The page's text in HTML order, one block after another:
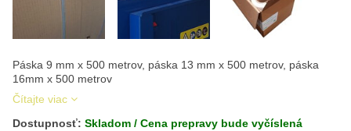
Páska 9 mm x 500 metrov, páska 13 mm x 500 metrov, páska
16mm x 500 metrov
Čítajte viac
Dostupnosť: Skladom / Cena prepravy bude vyčíslená